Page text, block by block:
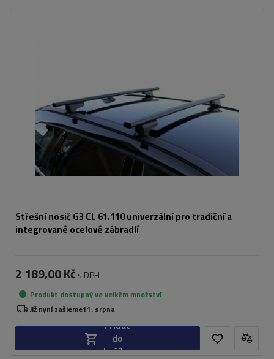
Střešní nosič G3 CL 61.110 univerzální pro tradiční a
integrované ocelové zábradlí
2 189,00 Kč s DPH
Produkt dostupný ve velkém množství
Již nyní zašleme11. srpna
Přidat
do
košíku